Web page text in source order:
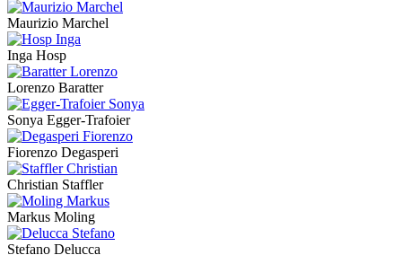
Maurizio Marchel
Inga Hosp
Lorenzo Baratter
Sonya Egger-Trafoier
Fiorenzo Degasperi
Christian Staffler
Markus Moling
Stefano Delucca